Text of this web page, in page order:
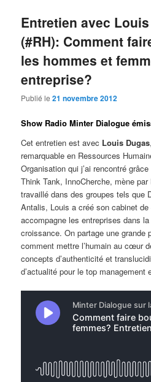
Entretien avec
(#RH): Comment
les hommes et
entreprise?
Publié le21 novembre 2012
Show Radio Minter Dialogue
Cet entretien est avec Louis Dugas
remarquable en Ressources
Organisation qui j’ai rencontré
Think Tank, InnoCherche, mène
travaillé dans des groupes tels que
Antalis, Louis a créé son cabinet
accompagne les entreprises dans
croissance. On partage une grande
comment mettre l’humain au cœur
concepts d’authenticité et
d’actualité pour le top